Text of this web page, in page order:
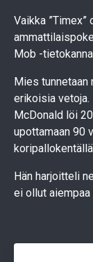
Vaikka
Mob -
Mies
erikoisia vetoja.
McDonald löi
upottamaan 90
Hän harjoitteli
ei ollut